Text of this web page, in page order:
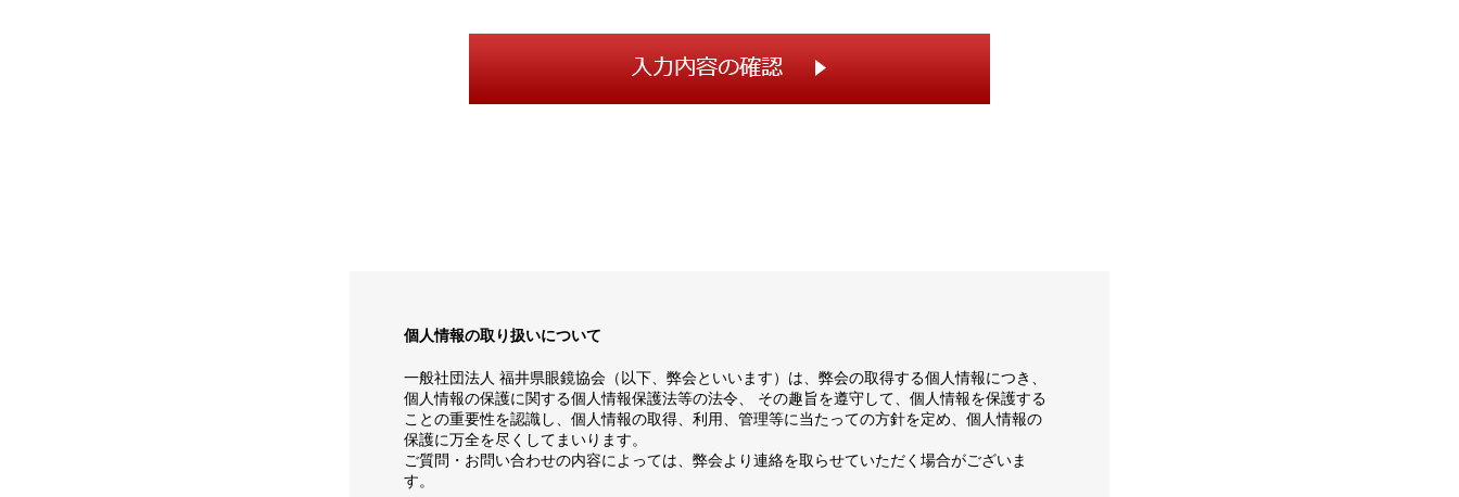
個人情報の取り扱いについて
一般社団法人 福井県眼鏡協会（以下、弊会といいます）は、弊会の取得する個人情報につき、
個人情報の保護に関する個人情報保護法等の法令、 その趣旨を遵守して、個人情報を保護する
ことの重要性を認識し、個人情報の取得、利用、管理等に当たっての方針を定め、個人情報の
保護に万全を尽くしてまいります。
ご質問・お問い合わせの内容によっては、弊会より連絡を取らせていただく場合がございま
す。